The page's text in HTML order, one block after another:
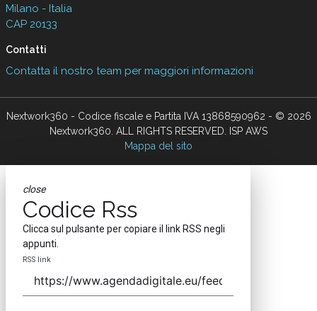
Milano - Italia
CAP 20133
Contatti
Contatta il nostro team per maggiori informazioni
Nextwork360 - Codice fiscale e Partita IVA 13868590962 - © 2026
Nextwork360. ALL RIGHTS RESERVED. ISP AWS
Mappa del sito
close
Codice Rss
Clicca sul pulsante per copiare il link RSS negli
appunti.
RSS link